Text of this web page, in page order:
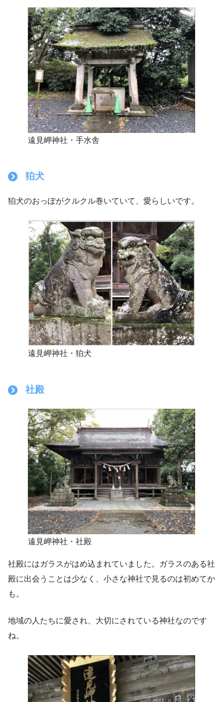
遠見岬神社・手水舎
狛犬
狛犬のおっぽがクルクル巻いていて、愛らしいです。
遠見岬神社・狛犬
社殿
遠見岬神社・社殿
社殿にはガラスがはめ込まれていました。ガラスのある社
殿に出会うことは少なく、小さな神社で見るのは初めてか
も。
地域の人たちに愛され、大切にされている神社なのです
ね。